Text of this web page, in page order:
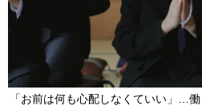
「お前は何も心配しなくていい」…